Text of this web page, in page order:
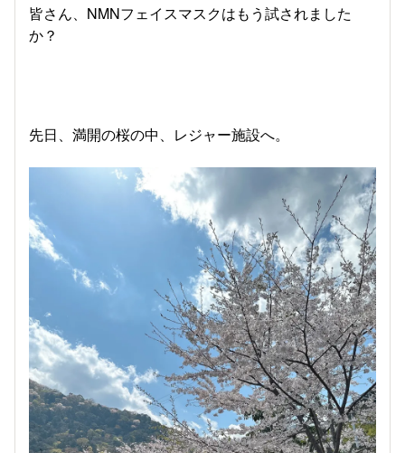
皆さん、NMNフェイスマスクはもう試されました
か？
先日、満開の桜の中、レジャー施設へ。